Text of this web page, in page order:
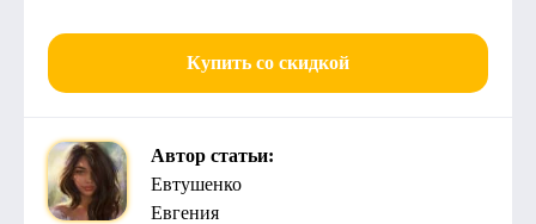
Купить со скидкой
Автор статьи:
Евтушенко
Евгения